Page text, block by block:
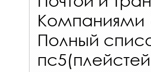
Компаниями
Полный